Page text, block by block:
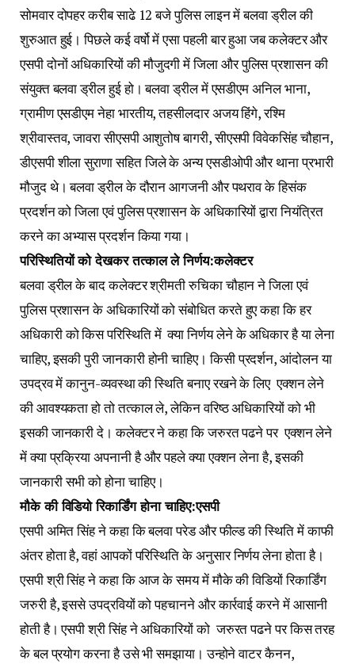
सोमवार दोपहर करीब साढे 12 बजे पुलिस लाइन में बलवा ड्रील की
शुरुआत हुई। पिछले कई वर्षो में एसा पहली बार हुआ जब कलेक्टर और
एसपी दोनों अधिकारियों की मौजुदगी में जिला और पुलिस प्रशासन की
संयुक्त बलवा ड्रील हुई हो। बलवा ड्रील में एसडीएम अनिल भाना,
ग्रामीण एसडीएम नेहा भारतीय, तहसीलदार अजय हिंगे, रश्मि
श्रीवास्तव, जावरा सीएसपी आशुतोष बागरी, सीएसपी विवेकसिंह चौहान,
डीएसपी शीला सुराणा सहित जिले के अन्य एसडीओपी और थाना प्रभारी
मौजुद थे। बलवा ड्रील के दौरान आगजनी और पथराव के हिसंक
प्रदर्शन को जिला एवं पुलिस प्रशासन के अधिकारियों द्वारा नियंत्रित
करने का अभ्यास प्रदर्शन किया गया।
परिस्थितियों को देखकर तत्काल ले निर्णय:कलेक्टर
बलवा ड्रील के बाद कलेक्टर श्रीमती रुचिका चौहान ने जिला एवं
पुलिस प्रशासन के अधिकारियों को संबोधित करते हुए कहा कि हर
अधिकारी को किस परिस्थिति में क्या निर्णय लेने के अधिकार है या लेना
चाहिए, इसकी पुरी जानकारी होनी चाहिए। किसी प्रदर्शन, आंदोलन या
उपद्रव में कानुन-व्यवस्था की स्थिति बनाए रखने के लिए एक्शन लेने
की आवश्यकता हो तो तत्काल ले, लेकिन वरिष्ठ अधिकारियों को भी
इसकी जानकारी दे। कलेक्टर ने कहा कि जरुरत पढने पर एक्शन लेने
में क्या प्रक्रिया अपनानी है और पहले क्या एक्शन लेना है, इसकी
जानकारी सभी को होना चाहिए।
मौके की विडियो रिकार्डिंग होना चाहिए:एसपी
एसपी अमित सिंह ने कहा कि बलवा परेड और फील्ड की स्थिति में काफी
अंतर होता है, वहां आपकों परिस्थिति के अनुसार निर्णय लेना होता है।
एसपी श्री सिंह ने कहा कि आज के समय में मौके की विडियों रिकार्डिंग
जरुरी है, इससे उपद्रवियों को पहचानने और कार्रवाई करने में आसानी
होती है। एसपी श्री सिंह ने अधिकारियों को जरुरत पढने पर किस तरह
के बल प्रयोग करना है उसे भी समझाया। उन्होने वाटर कैनन,